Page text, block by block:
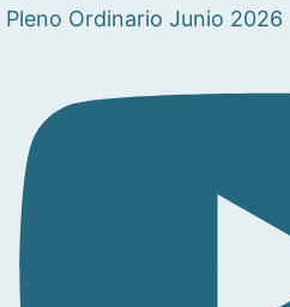
Pleno Ordinario Junio 2026